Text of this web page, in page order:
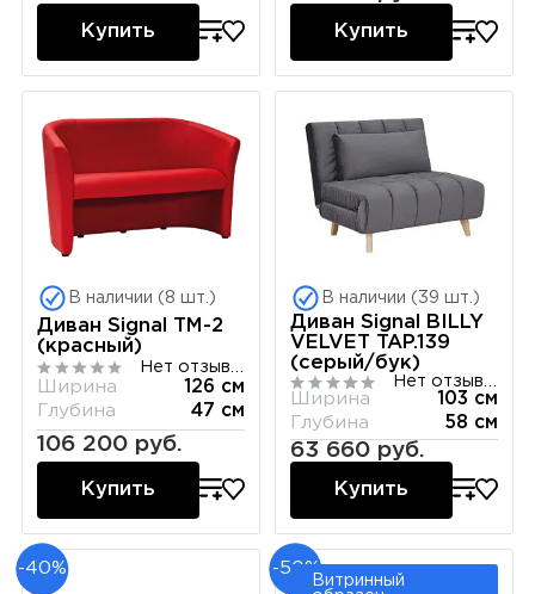
Купить Купить
В наличии (8 шт.)
Диван Signal TM-2
(красный)
Ширина
126 см
Глубина
47 см
106 200 руб.
Купить
В наличии (39 шт.)
Диван Signal BILLY
VELVET TAP.139
(серый/бук)
Ширина
103 см
Глубина
58 см
63 660 руб.
Купить
-40% -50%
Витринный